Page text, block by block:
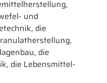
und
die
die
die Lebensmittel-